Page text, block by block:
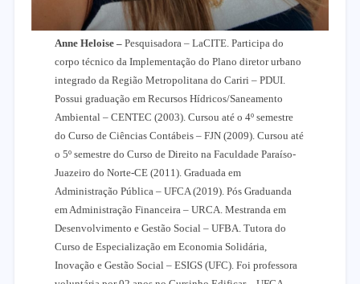
Anne Heloise – Pesquisadora – LaCITE. Participa do
corpo técnico da Implementação do Plano diretor urbano
integrado da Região Metropolitana do Cariri – PDUI.
Possui graduação em Recursos Hídricos/Saneamento
Ambiental – CENTEC (2003). Cursou até o 4º semestre
do Curso de Ciências Contábeis – FJN (2009). Cursou até
o 5º semestre do Curso de Direito na Faculdade Paraíso-
Juazeiro do Norte-CE (2011). Graduada em
Administração Pública – UFCA (2019). Pós Graduanda
em Administração Financeira – URCA. Mestranda em
Desenvolvimento e Gestão Social – UFBA. Tutora do
Curso de Especialização em Economia Solidária,
Inovação e Gestão Social – ESIGS (UFC). Foi professora